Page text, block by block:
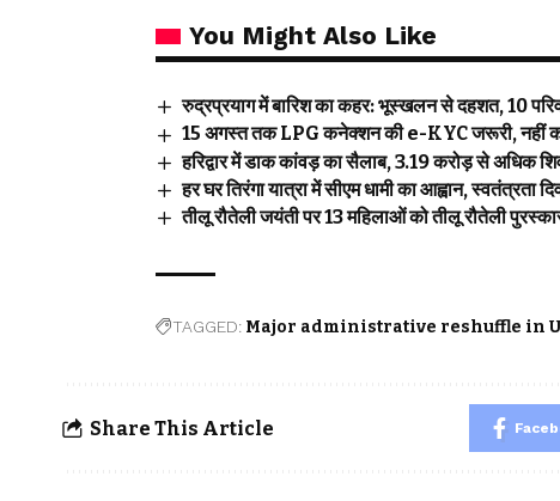
You Might Also Like
रुद्रप्रयाग में बारिश का कहर: भूस्खलन से दहशत, 10
15 अगस्त तक LPG कनेक्शन की e-KYC जरूरी, नहीं
हरिद्वार में डाक कांवड़ का सैलाब, 3.19 करोड़ से अधिक
हर घर तिरंगा यात्रा में सीएम धामी का आह्वान, स्वतंत्रता
तीलू रौतेली जयंती पर 13 महिलाओं को तीलू रौतेली
TAGGED: Major administrative reshuffle in
Share This Article